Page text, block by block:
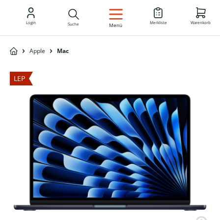
DE
Login Suche Menü Merkliste Warenkorb
Apple Mac
LEP